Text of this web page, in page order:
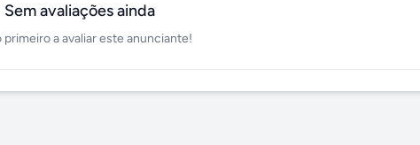
Sem avaliações ainda
primeiro a avaliar este anunciante!